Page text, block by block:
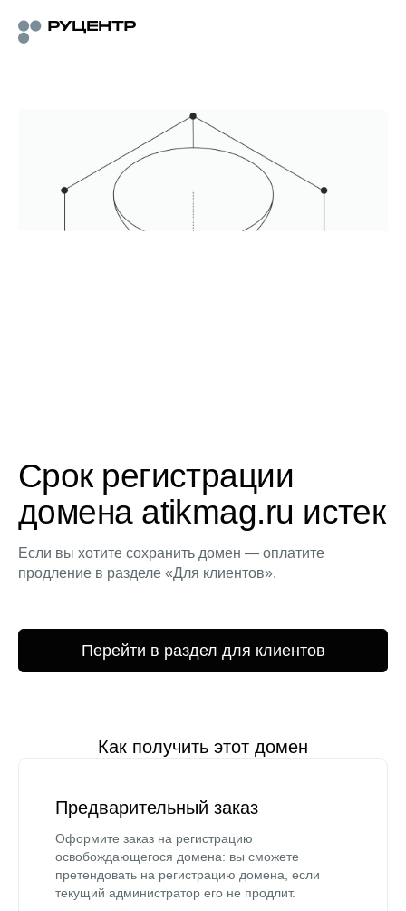
Срок регистрации
домена atikmag.ru истек
Если вы хотите сохранить домен — оплатите
продление в разделе «Для клиентов».
Перейти в раздел для клиентов
Как получить этот домен
Предварительный заказ
Оформите заказ на регистрацию
освобождающегося домена: вы сможете
претендовать на регистрацию домена, если
текущий администратор его не продлит.